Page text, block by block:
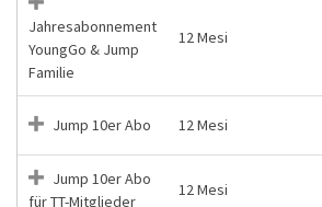
Jahresabonnement
YoungGo & Jump
Familie
12 Mesi
Jump 10er Abo 12 Mesi
Jump 10er Abo
für TT-Mitglieder
12 Mesi